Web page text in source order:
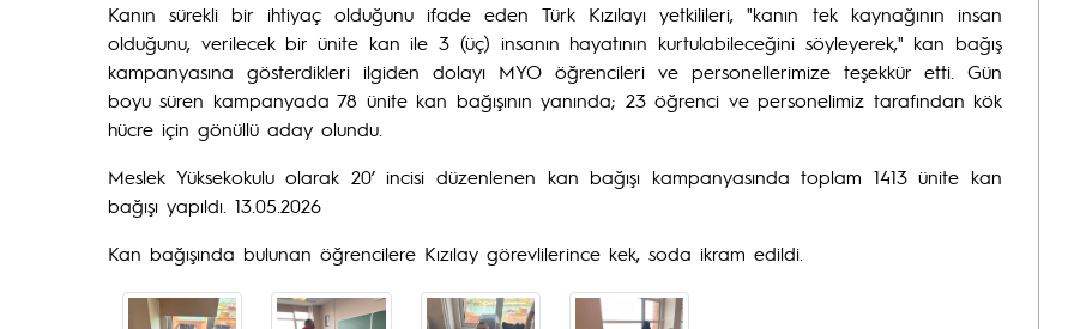
Kanın sürekli bir ihtiyaç olduğunu ifade eden Türk Kızılayı yetkilileri, "kanın tek kaynağının insan
olduğunu, verilecek bir ünite kan ile 3 (üç) insanın hayatının kurtulabileceğini söyleyerek," kan bağış
kampanyasına gösterdikleri ilgiden dolayı MYO öğrencileri ve personellerimize teşekkür etti. Gün
boyu süren kampanyada 78 ünite kan bağışının yanında; 23 öğrenci ve personelimiz tarafından kök
hücre için gönüllü aday olundu.
Meslek Yüksekokulu olarak 20’ incisi düzenlenen kan bağışı kampanyasında toplam 1413 ünite kan
bağışı yapıldı. 13.05.2026
Kan bağışında bulunan öğrencilere Kızılay görevlilerince kek, soda ikram edildi.